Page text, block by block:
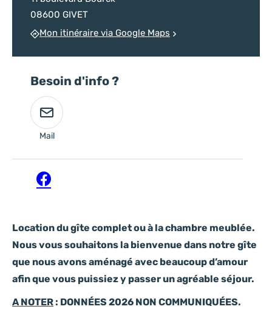
Location du gîte complet ou à la chambre meublée.
Nous vous souhaitons la bienvenue dans notre gîte
que nous avons aménagé avec beaucoup d’amour
afin que vous puissiez y passer un agréable séjour.
A NOTER : DONNÉES 2026 NON COMMUNIQUÉES.
08600 GIVET
Mon itinéraire via Google Maps
Besoin d'info ?
Mail
Facebook